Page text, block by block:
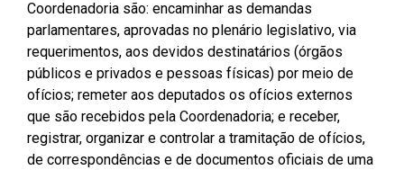
Controladoria
Concursos e Processos
Seletivos
Procuradoria Geral
Cearense (Unipace)
Escritório Frei Tito
Instituto de Estudos e
Pesquisas Sobre o
Desenvolvimento do Ceará -
Infância e Adolescência
Juventude
Meio Ambiente, Mudanças
Climáticas e Desenvolvimento
do Semiárido
Coordenadoria são: encaminhar as demandas
parlamentares, aprovadas no plenário legislativo, via
requerimentos, aos devidos destinatários (órgãos
públicos e privados e pessoas físicas) por meio de
ofícios; remeter aos deputados os ofícios externos
que são recebidos pela Coordenadoria; e receber,
registrar, organizar e controlar a tramitação de ofícios,
de correspondências e de documentos oficiais de uma